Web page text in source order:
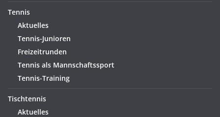
Tennis
Aktuelles
Tennis-Junioren
Freizeitrunden
Tennis als Mannschaftssport
Tennis-Training
Tischtennis
Aktuelles